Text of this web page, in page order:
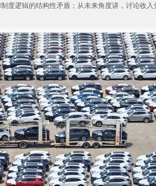
度逻辑的结构性矛盾；从未来角度讲，讨论收入